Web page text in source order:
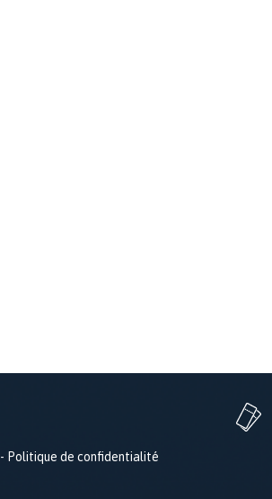
- Politique de confidentialité